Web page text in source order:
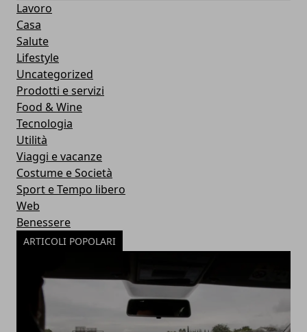
Lavoro
Casa
Salute
Lifestyle
Uncategorized
Prodotti e servizi
Food & Wine
Tecnologia
Utilità
Viaggi e vacanze
Costume e Società
Sport e Tempo libero
Web
Benessere
ARTICOLI POPOLARI